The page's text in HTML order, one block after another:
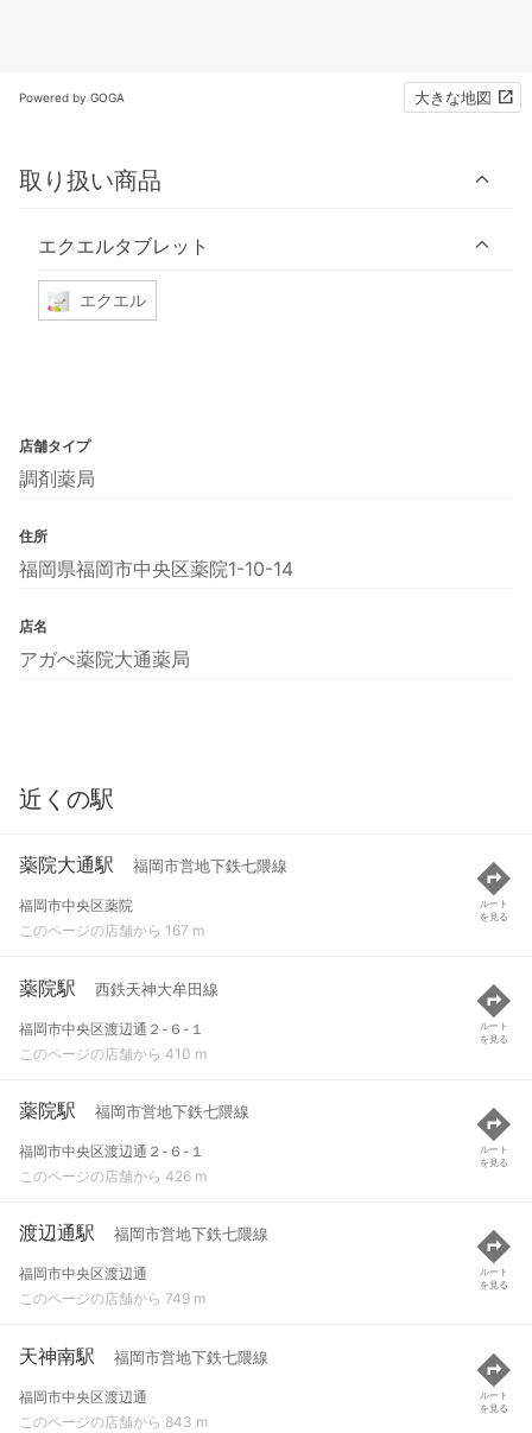
Powered by GOGA 大きな地図
取り扱い商品
エクエルタブレット
エクエル
店舗タイプ
調剤薬局
住所
福岡県福岡市中央区薬院1-10-14
店名
アガぺ薬院大通薬局
近くの駅
薬院大通駅 福岡市営地下鉄七隈線
福岡市中央区薬院
このページの店舗から 167 m
ルート
を見る
薬院駅 西鉄天神大牟田線
福岡市中央区渡辺通２-６-１
このページの店舗から 410 m
ルート
を見る
薬院駅 福岡市営地下鉄七隈線
福岡市中央区渡辺通２-６-１
このページの店舗から 426 m
ルート
を見る
渡辺通駅 福岡市営地下鉄七隈線
福岡市中央区渡辺通
このページの店舗から 749 m
ルート
を見る
天神南駅 福岡市営地下鉄七隈線
福岡市中央区渡辺通
このページの店舗から 843 m
ルート
を見る